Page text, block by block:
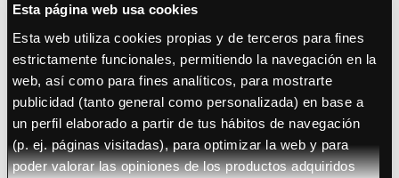
Esta página web usa cookies
Esta web utiliza cookies propias y de terceros para fines
estrictamente funcionales, permitiendo la navegación en la
web, así como para fines analíticos, para mostrarte
publicidad (tanto general como personalizada) en base a
un perfil elaborado a partir de tus hábitos de navegación
(p. ej. páginas visitadas), para optimizar la web y para
poder valorar las opiniones de los productos adquiridos
22 octubre 2026 (Barcelona)
Sananda Maitreya